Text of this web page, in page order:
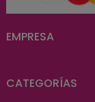
EMPRESA
CATEGORÍAS